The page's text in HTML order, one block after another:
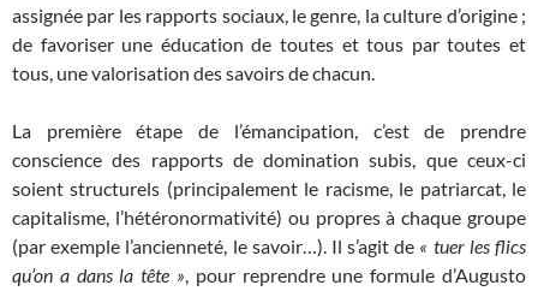
assignée par les rapports sociaux, le genre, la culture d’origine ;
de favoriser une éducation de toutes et tous par toutes et
tous, une valorisation des savoirs de chacun.
La première étape de l’émancipation, c’est de prendre
conscience des rapports de domination subis, que ceux-ci
soient structurels (principalement le racisme, le patriarcat, le
capitalisme, l’hétéronormativité) ou propres à chaque groupe
(par exemple l’ancienneté, le savoir…). Il s’agit de « tuer les flics
qu’on a dans la tête », pour reprendre une formule d’Augusto